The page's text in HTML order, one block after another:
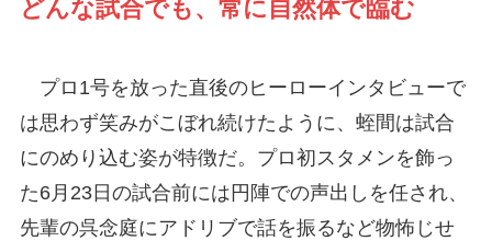
どんな試合でも、常に自然体で臨む
プロ1号を放った直後のヒーローインタビューで
は思わず笑みがこぼれ続けたように、蛭間は試合
にのめり込む姿が特徴だ。プロ初スタメンを飾っ
た6月23日の試合前には円陣での声出しを任され、
先輩の呉念庭にアドリブで話を振るなど物怖じせ